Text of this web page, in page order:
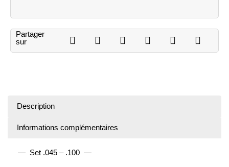
Partager
sur
Description
Informations complémentaires
— Set .045 – .100 —